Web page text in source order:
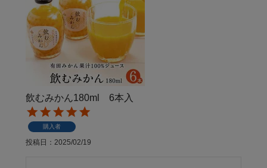
飲むみかん180ml 6本入
購入者
投稿日 2025/02/19